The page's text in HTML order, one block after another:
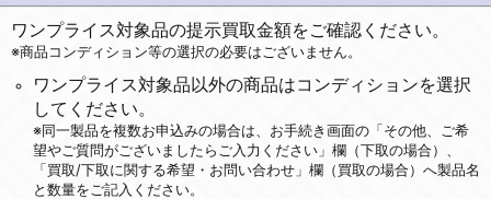
ワンプライス対象品の提示買取金額をご確認ください。
※商品コンディション等の選択の必要はございません。
ワンプライス対象品以外の商品はコンディションを選択
してください。
※同一製品を複数お申込みの場合は、お手続き画面の「その他、ご希
望やご質問がございましたらご入力ください」欄（下取の場合）、
「買取/下取に関する希望・お問い合わせ」欄（買取の場合）へ製品名
と数量をご記入ください。